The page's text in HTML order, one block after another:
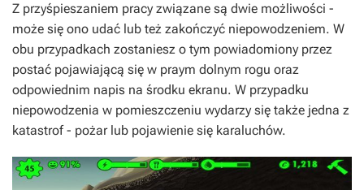
Z przyśpieszaniem pracy związane są dwie możliwości -
może się ono udać lub też zakończyć niepowodzeniem. W
obu przypadkach zostaniesz o tym powiadomiony przez
postać pojawiającą się w praym dolnym rogu oraz
odpowiednim napis na środku ekranu. W przypadku
niepowodzenia w pomieszczeniu wydarzy się także jedna z
katastrof - pożar lub pojawienie się karaluchów.